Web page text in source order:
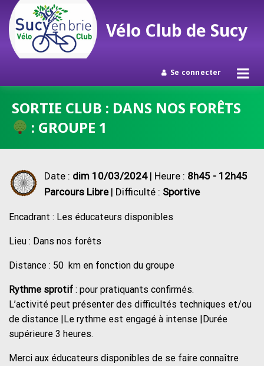
contenu
Vélo Club de Sucy
Se connecter
SORTIE CLUB : DANS NOS FORÊTS
: GROUPE 1
Date : dim 10/03/2024| Heure : 8h45 - 12h45
Parcours Libre| Difficulté : Sportive
Encadrant : Les éducateurs disponibles
Lieu : Dans nos forêts
Distance : 50 km en fonction du groupe
Rythme sprotif : pour pratiquants confirmés.
L’activité peut présenter des difficultés techniques et/ou
de distance |Le rythme est engagé à intense |Durée
supérieure 3 heures.
Merci aux éducateurs disponibles de se faire connaître